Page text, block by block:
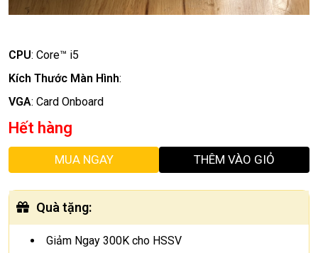
CPU: Core™ i5
Kích Thước Màn Hình:
VGA: Card Onboard
Hết hàng
MUA NGAY THÊM VÀO GIỎ
Quà tặng:
Giảm Ngay 300K cho HSSV